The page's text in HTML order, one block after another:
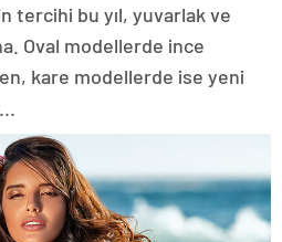
tercihi bu yıl, yuvarlak ve
Oval modellerde ince
kare modellerde ise yeni